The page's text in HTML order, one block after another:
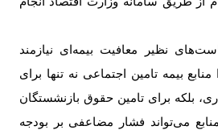
نظیر معافیت بیمه‌ای نیازمند
بیمه تامین اجتماعی نه تنها برای
بلکه برای تامین حقوق بازنشستگان
می‌تواند فشار مضاعفی بر بودجه